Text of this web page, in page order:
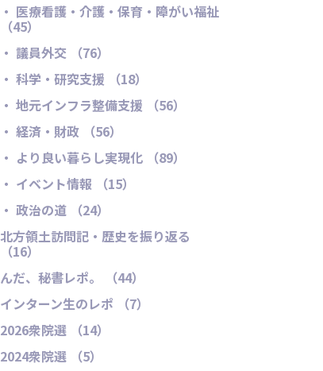
・ 医療看護・介護・保育・障がい福祉
（45）
・ 議員外交 （76）
・ 科学・研究支援 （18）
・ 地元インフラ整備支援 （56）
・ 経済・財政 （56）
・ より良い暮らし実現化 （89）
・ イベント情報 （15）
・ 政治の道 （24）
北方領土訪問記・歴史を振り返る
（16）
んだ、秘書レポ。 （44）
インターン生のレポ （7）
2026衆院選 （14）
2024衆院選 （5）